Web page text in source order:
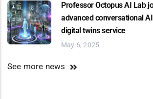
Professor Octopus AI Lab
advanced conversational
digital twins service
May 6, 2025
See more news